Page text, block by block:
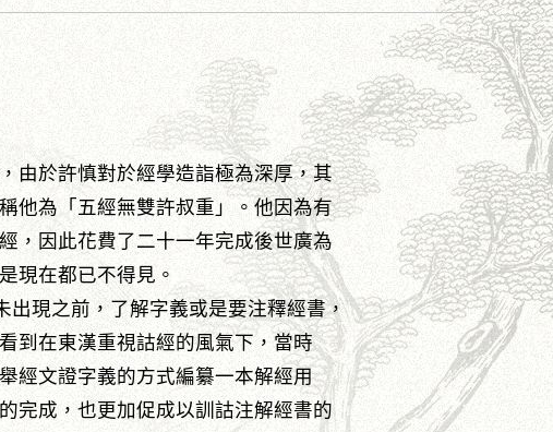
由於許慎對於經學造詣極為深厚，其
他為「五經無雙許叔重」。他因為有
，因此花費了二十一年完成後世廣為
現在都已不得見。
現之前，了解字義或是要注釋經書，
到在東漢重視詁經的風氣下，當時
經文證字義的方式編纂一本解經用
完成，也更加促成以訓詁注解經書的